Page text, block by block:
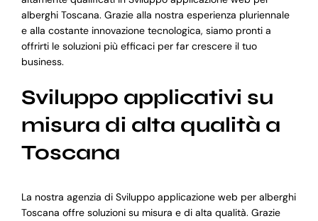
alberghi Toscana. Grazie alla nostra esperienza pluriennale
e alla costante innovazione tecnologica, siamo pronti a
offrirti le soluzioni più efficaci per far crescere il tuo
business.
Sviluppo applicativi su
misura di alta qualità a
Toscana
La nostra agenzia di Sviluppo applicazione web per alberghi
Toscana offre soluzioni su misura e di alta qualità. Grazie